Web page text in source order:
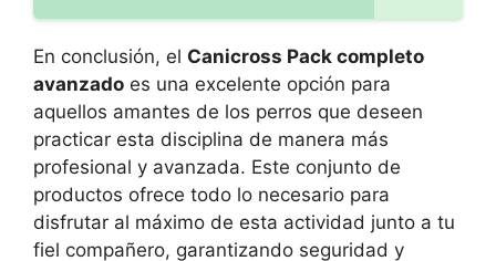
En conclusión, el Canicross Pack completo
avanzado es una excelente opción para
aquellos amantes de los perros que deseen
practicar esta disciplina de manera más
profesional y avanzada. Este conjunto de
productos ofrece todo lo necesario para
disfrutar al máximo de esta actividad junto a tu
fiel compañero, garantizando seguridad y